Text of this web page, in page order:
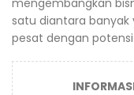
mengembangkan
satu diantara
pesat dengan